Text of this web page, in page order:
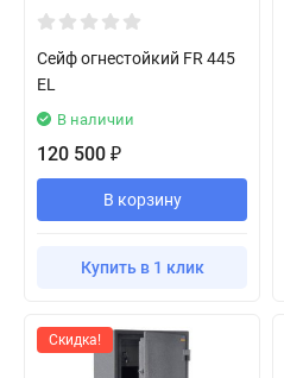
Сейф огнестойкий FR 445
EL
В наличии
120 500 ₽
В корзину
Купить в 1 клик
Скидка!